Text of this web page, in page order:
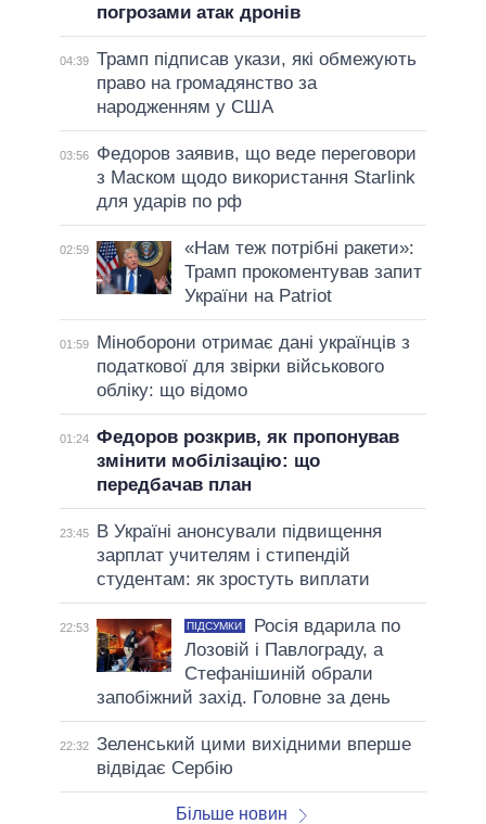
погрозами атак дронів
04:39 Трамп підписав укази, які обмежують
право на громадянство за
народженням у США
03:56
Федоров заявив, що веде переговори
з Маском щодо використання Starlink
для ударів по рф
02:59
«Нам теж потрібні ракети»:
Трамп прокоментував запит
України на Patriot
01:59
Міноборони отримає дані українців з
податкової для звірки військового
обліку: що відомо
01:24 Федоров розкрив, як пропонував
змінити мобілізацію: що
передбачав план
23:45
В Україні анонсували підвищення
зарплат учителям і стипендій
студентам: як зростуть виплати
22:53 ПІДСУМКИ
Росія вдарила по
Лозовій і Павлограду, а
Стефанішиній обрали
запобіжний захід. Головне за день
22:32 Зеленський цими вихідними вперше
відвідає Сербію
Більше новин